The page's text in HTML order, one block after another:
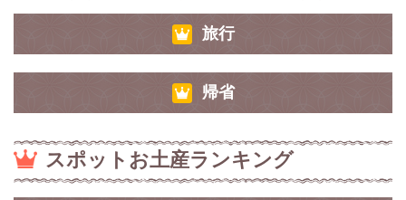
旅行
帰省
スポットお土産ランキング